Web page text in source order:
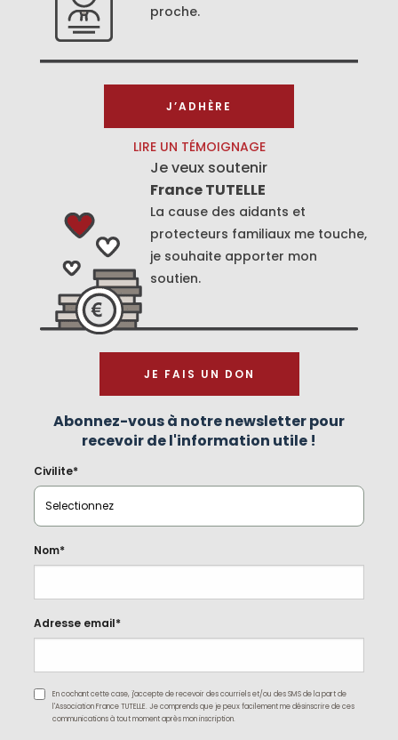
proche.
J’ADHÈRE
LIRE UN TÉMOIGNAGE
Je veux soutenir
France TUTELLE
La cause des aidants et
protecteurs familiaux me touche,
je souhaite apporter mon
soutien.
JE FAIS UN DON
Abonnez-vous à notre newsletter pour
recevoir de l'information utile !
Civilite*
Nom*
Adresse email*
En cochant cette case, j'accepte de recevoir des courriels et/ou des SMS de la part de
l'Association France TUTELLE. Je comprends que je peux facilement me désinscrire de ces
communications à tout moment après mon inscription.